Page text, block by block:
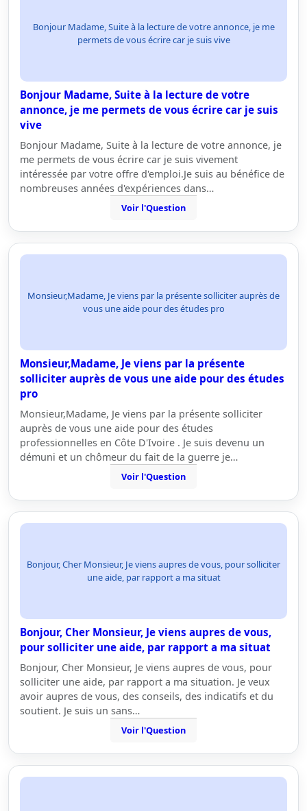
Bonjour Madame, Suite à la lecture de votre annonce, je me
permets de vous écrire car je suis vive
Bonjour Madame, Suite à la lecture de votre
annonce, je me permets de vous écrire car je suis
vive
Bonjour Madame, Suite à la lecture de votre annonce, je
me permets de vous écrire car je suis vivement
intéressée par votre offre d'emploi.Je suis au bénéfice de
nombreuses années d'expériences dans…
Voir l'Question
Monsieur,Madame, Je viens par la présente solliciter auprès de
vous une aide pour des études pro
Monsieur,Madame, Je viens par la présente
solliciter auprès de vous une aide pour des études
pro
Monsieur,Madame, Je viens par la présente solliciter
auprès de vous une aide pour des études
professionnelles en Côte D'Ivoire . Je suis devenu un
démuni et un chômeur du fait de la guerre je…
Voir l'Question
Bonjour, Cher Monsieur, Je viens aupres de vous, pour solliciter
une aide, par rapport a ma situat
Bonjour, Cher Monsieur, Je viens aupres de vous,
pour solliciter une aide, par rapport a ma situat
Bonjour, Cher Monsieur, Je viens aupres de vous, pour
solliciter une aide, par rapport a ma situation. Je veux
avoir aupres de vous, des conseils, des indicatifs et du
soutient. Je suis un sans…
Voir l'Question